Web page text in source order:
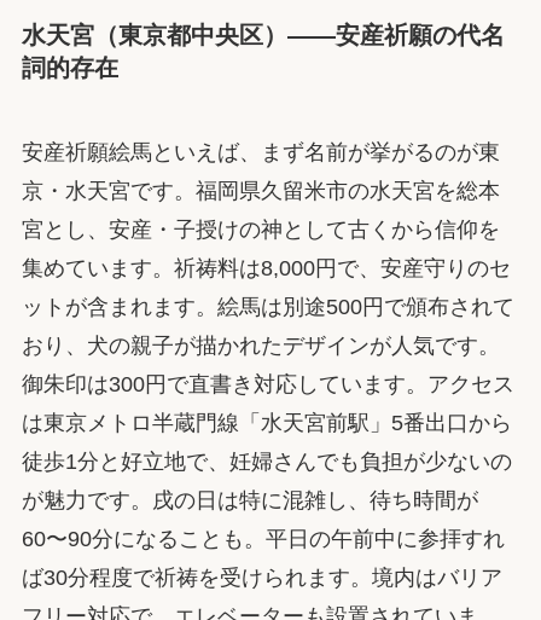
水天宮（東京都中央区）——安産祈願の代名
詞的存在
安産祈願絵馬といえば、まず名前が挙がるのが東
京・水天宮です。福岡県久留米市の水天宮を総本
宮とし、安産・子授けの神として古くから信仰を
集めています。祈祷料は8,000円で、安産守りのセ
ットが含まれます。絵馬は別途500円で頒布されて
おり、犬の親子が描かれたデザインが人気です。
御朱印は300円で直書き対応しています。アクセス
は東京メトロ半蔵門線「水天宮前駅」5番出口から
徒歩1分と好立地で、妊婦さんでも負担が少ないの
が魅力です。戌の日は特に混雑し、待ち時間が
60〜90分になることも。平日の午前中に参拝すれ
ば30分程度で祈祷を受けられます。境内はバリア